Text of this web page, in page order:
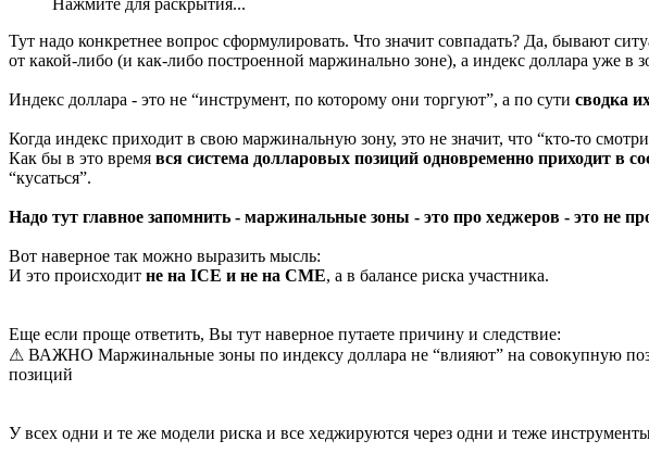
Нажмите для раскрытия...
Тут надо конкретнее вопрос сформулировать. Что значит совпадать? Да, бывают
от какой-либо (и как-либо построенной маржинально зоне), а индекс доллара уже в
Индекс доллара - это не “инструмент, по которому они торгуют”, а по сути сводка
Когда индекс приходит в свою маржинальную зону, это не значит, что “кто-то
Как бы в это время вся система долларовых позиций одновременно приходит в
“кусаться”.
Надо тут главное запомнить - маржинальные зоны - это про хеджеров - это не
Вот наверное так можно выразить мысль:
И это происходит не на ICE и не на CME, а в балансе риска участника.
Еще если проще ответить, Вы тут наверное путаете причину и следствие:
⚠ ВАЖНО Маржинальные зоны по индексу доллара не “влияют” на совокупную
позиций
У всех одни и те же модели риска и все хеджируются через одни и теже